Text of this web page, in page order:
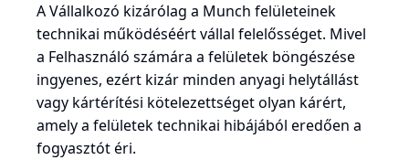
A Vállalkozó kizárólag a Munch felületeinek
technikai működéséért vállal felelősséget. Mivel
a Felhasználó számára a felületek böngészése
ingyenes, ezért kizár minden anyagi helytállást
vagy kártérítési kötelezettséget olyan kárért,
amely a felületek technikai hibájából eredően a
fogyasztót éri.